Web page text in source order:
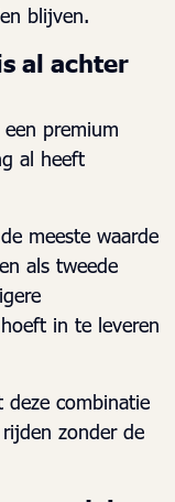
blijven.
al achter
premium
al heeft
meeste waarde
als tweede
in te leveren
deze combinatie
zonder de